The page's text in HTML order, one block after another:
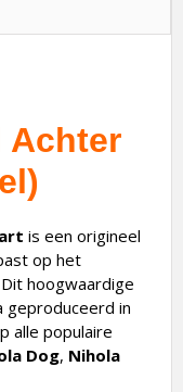
Achter
is een origineel
op het
hoogwaardige
geproduceerd in
alle populaire
Dog, Nihola